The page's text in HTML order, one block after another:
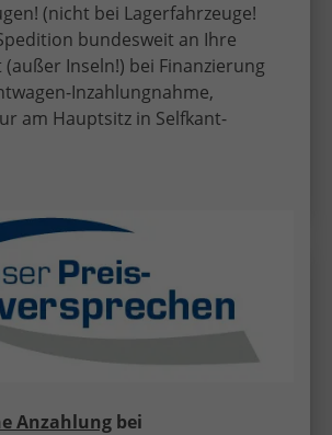
PS), Automatik,
(ICE), Diesel, Kraftstoffverbrauch
(WLTP), CO₂-Emission
g/km (WLTP), CO₂-Klasse G,
Weiß, Zustand, Fahrfähigkeit:
unfallfrei, Fahrzeugnr.: 73497
T7 California
LIEFERUNG KOSTENLOS &
hinten, Rückfahrkamera,
(nicht bei Lagerfahrzeuge!
bundesweit an Ihre
Inseln!) bei Finanzierung
Inzahlungnahme,
am Hauptsitz in Selfkant-
Anzahlung bei